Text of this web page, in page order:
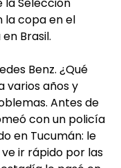
la copa en el
Brasil.
Benz. ¿Qué
varios años y
Antes de
con un policía
en Tucumán: le
ir rápido por las